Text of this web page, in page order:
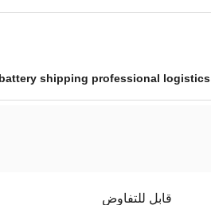
battery shipping professional logistics
قابل للتفاوض